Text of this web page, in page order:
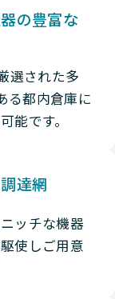
の豊富な
選された多
る都内倉庫に
能です。
達網
ッチな機器
使しご用意